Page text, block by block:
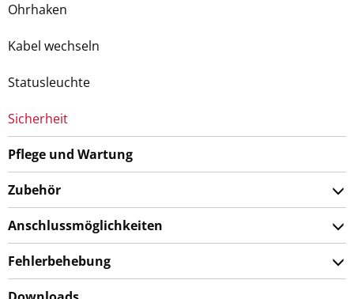
Ohrhaken
Kabel wechseln
Statusleuchte
Sicherheit
Pflege und Wartung
Zubehör
Anschlussmöglichkeiten
Fehlerbehebung